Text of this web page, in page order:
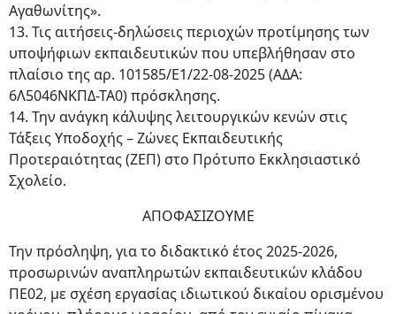
Αγαθωνίτης».
13. Τις αιτήσεις-δηλώσεις περιοχών προτίμησης των
υποψήφιων εκπαιδευτικών που υπεβλήθησαν στο
πλαίσιο της αρ. 101585/Ε1/22-08-2025 (ΑΔΑ:
6Λ5046ΝΚΠΔ-ΤΑ0) πρόσκλησης.
14. Την ανάγκη κάλυψης λειτουργικών κενών στις
Τάξεις Υποδοχής – Ζώνες Εκπαιδευτικής
Προτεραιότητας (ΖΕΠ) στο Πρότυπο Εκκλησιαστικό
Σχολείο.
ΑΠΟΦΑΣΙΖΟΥΜΕ
Την πρόσληψη, για το διδακτικό έτος 2025-2026,
προσωρινών αναπληρωτών εκπαιδευτικών κλάδου
ΠΕ02, με σχέση εργασίας ιδιωτικού δικαίου ορισμένου